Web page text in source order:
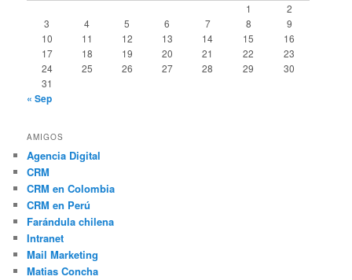
1
2
3
4 5 6 7 8
9
10
11 12 13 14 15
16
17
18 19 20 21 22
23
24
25 26 27 28 29
30
31
« Sep
AMIGOS
Agencia Digital
CRM
CRM en Colombia
CRM en Perú
Farándula chilena
Intranet
Mail Marketing
Matias Concha